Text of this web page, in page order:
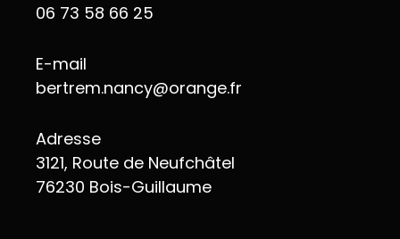
06 73 58 66 25
E-mail
bertrem.nancy@orange.fr
Adresse
3121, Route de Neufchâtel
76230 Bois-Guillaume